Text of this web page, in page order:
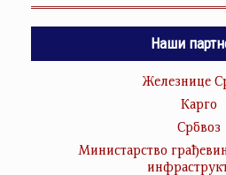
Наши
Железнице
Карго
Србвоз
Министарство